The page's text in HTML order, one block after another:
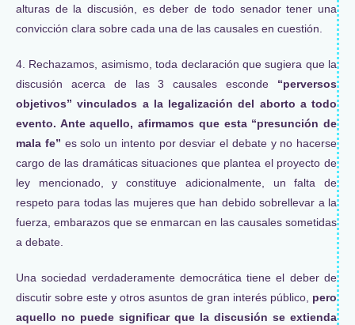
alturas de la discusión, es deber de todo senador tener una
convicción clara sobre cada una de las causales en cuestión.
4. Rechazamos, asimismo, toda declaración que sugiera que la
discusión acerca de las 3 causales esconde “perversos
objetivos” vinculados a la legalización del aborto a todo
evento. Ante aquello, afirmamos que esta “presunción de
mala fe” es solo un intento por desviar el debate y no hacerse
cargo de las dramáticas situaciones que plantea el proyecto de
ley mencionado, y constituye adicionalmente, un falta de
respeto para todas las mujeres que han debido sobrellevar a la
fuerza, embarazos que se enmarcan en las causales sometidas
a debate.
Una sociedad verdaderamente democrática tiene el deber de
discutir sobre este y otros asuntos de gran interés público, pero
aquello no puede significar que la discusión se extienda